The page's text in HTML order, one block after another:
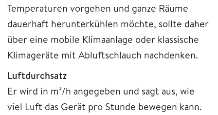
Temperaturen vorgehen und ganze Räume
dauerhaft herunterkühlen möchte, sollte daher
über eine mobile Klimaanlage oder klassische
Klimageräte mit Abluftschlauch nachdenken.
Luftdurchsatz
Er wird in m³/h angegeben und sagt aus, wie
viel Luft das Gerät pro Stunde bewegen kann.